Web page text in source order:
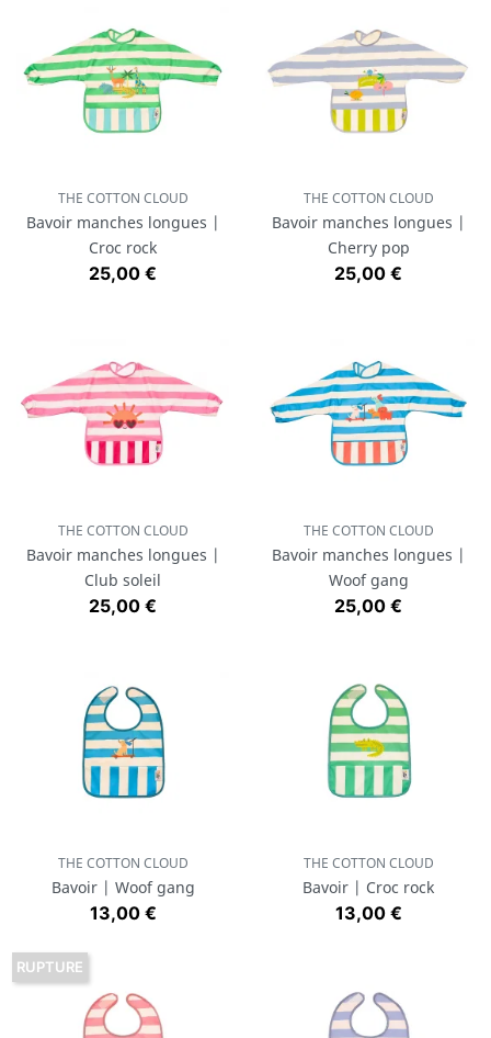
THE COTTON CLOUD
Bavoir manches longues |
Croc rock
Prix
25,00 €
THE COTTON CLOUD
Bavoir manches longues |
Cherry pop
Prix
25,00 €
THE COTTON CLOUD
Bavoir manches longues |
Club soleil
Prix
25,00 €
THE COTTON CLOUD
Bavoir manches longues |
Woof gang
Prix
25,00 €
THE COTTON CLOUD
Bavoir | Woof gang
Prix
13,00 €
THE COTTON CLOUD
Bavoir | Croc rock
Prix
13,00 €
RUPTURE